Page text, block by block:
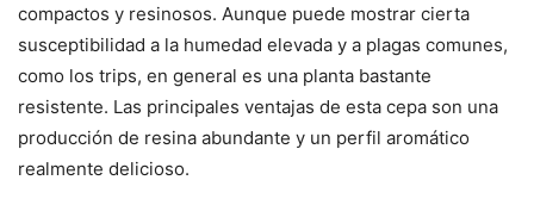
compactos y resinosos. Aunque puede mostrar cierta
susceptibilidad a la humedad elevada y a plagas comunes,
como los trips, en general es una planta bastante
resistente. Las principales ventajas de esta cepa son una
producción de resina abundante y un perfil aromático
realmente delicioso.